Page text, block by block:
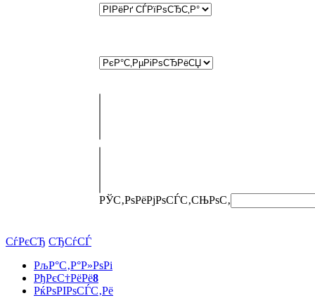
РЎС‚РѕРёРјРѕСЃС‚СЊРѕС‚
СѓРєСЂ СЂСѓСЃ
РљР°С‚Р°Р»РѕРі
РђРєС†РёРё8
РќРѕРІРѕСЃС‚Рё